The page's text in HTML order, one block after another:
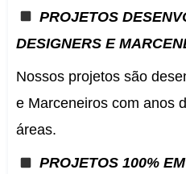
PROJETOS
DESIGNERS E
Nossos projetos são
e Marceneiros com anos
áreas.
PROJETOS 100%